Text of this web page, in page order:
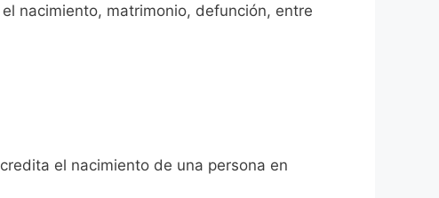
nacimiento, matrimonio, defunción, entre
el nacimiento de una persona en